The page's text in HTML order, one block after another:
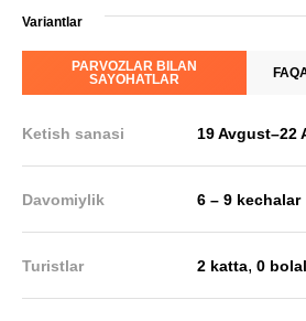
Variantlar
PARVOZLAR BILAN
SAYOHATLAR
Ketish sanasi 19 Avgust–22
Davomiylik 6 – 9 kechalar
Turistlar 2 katta,0